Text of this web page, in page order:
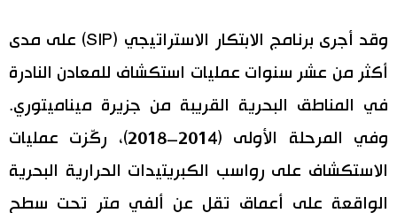
وقد أجرى برنامج الابتكار الاستراتيجي (SIP) على مدى
أكثر من عشر سنوات عمليات استكشاف للمعادن النادرة
في المناطق البحرية القريبة من جزيرة ميناميتوري.
وفي المرحلة الأولى (2014–2018)، ركّزت عمليات
الاستكشاف على رواسب الكبريتيدات الحرارية البحرية
الواقعة على أعماق تقل عن ألفي متر تحت سطح